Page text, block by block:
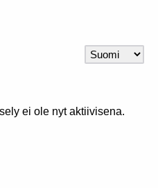
ei ole nyt aktiivisena.